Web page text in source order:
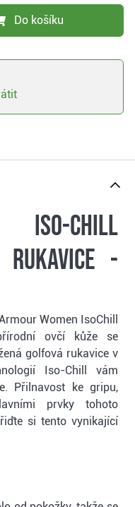
Do košíku
Iso-Chill
rukavice -
Women IsoChill
ovčí kůže se
golfová rukavice v
Iso-Chill vám
Přilnavost ke gripu,
prvky tohoto
si tento vynikající